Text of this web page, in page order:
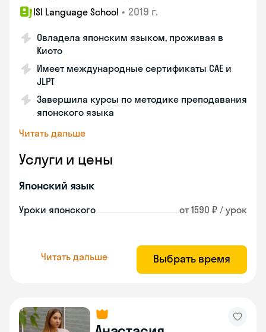
ISI Language School • 2019 г.
Овладела японским языком, проживая в
Киото
Имеет международные сертификаты CAE и
JLPT
Завершила курсы по методике преподавания
японского языка
Читать дальше
Услуги и цены
Японский язык
Уроки японского от 1590 ₽ / урок
Читать дальше Выбрать время